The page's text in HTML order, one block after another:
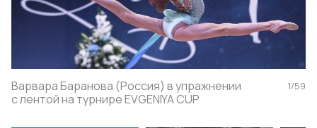
Варвара Баранова (Россия) в упражнении
с лентой на турнире EVGENIYA CUP
1/59